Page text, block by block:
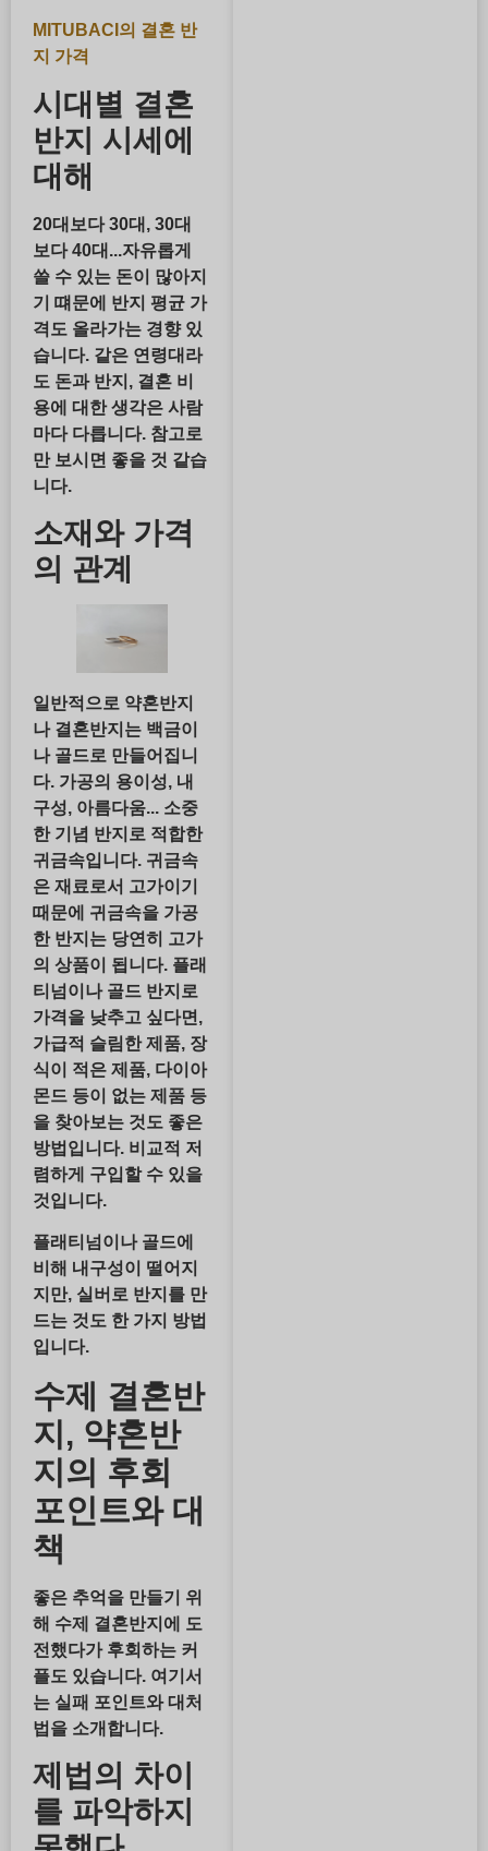
MITUBACI의 결혼 반
지 가격
시대별 결혼
반지 시세에
대해
20대보다 30대, 30대
보다 40대...자유롭게
쓸 수 있는 돈이 많아지
기 떄문에 반지 평균 가
격도 올라가는 경향 있
습니다. 같은 연령대라
도 돈과 반지, 결혼 비
용에 대한 생각은 사람
마다 다릅니다. 참고로
만 보시면 좋을 것 같습
니다.
소재와 가격
의 관계
일반적으로 약혼반지
나 결혼반지는 백금이
나 골드로 만들어집니
다. 가공의 용이성, 내
구성, 아름다움... 소중
한 기념 반지로 적합한
귀금속입니다. 귀금속
은 재료로서 고가이기
때문에 귀금속을 가공
한 반지는 당연히 고가
의 상품이 됩니다. 플래
티넘이나 골드 반지로
가격을 낮추고 싶다면,
가급적 슬림한 제품, 장
식이 적은 제품, 다이아
몬드 등이 없는 제품 등
을 찾아보는 것도 좋은
방법입니다. 비교적 저
렴하게 구입할 수 있을
것입니다.
플래티넘이나 골드에
비해 내구성이 떨어지
지만, 실버로 반지를 만
드는 것도 한 가지 방법
입니다.
수제 결혼반
지, 약혼반
지의 후회
포인트와 대
책
좋은 추억을 만들기 위
해 수제 결혼반지에 도
전했다가 후회하는 커
플도 있습니다. 여기서
는 실패 포인트와 대처
법을 소개합니다.
제법의 차이
를 파악하지